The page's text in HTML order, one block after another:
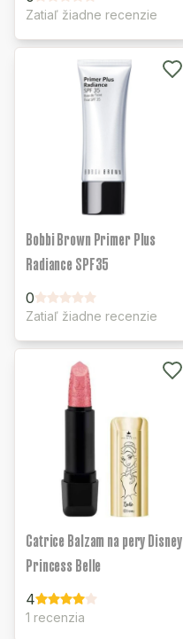
Zatiaľ žiadne recenzie
Bobbi Brown Primer Plus
Radiance SPF35
0
Zatiaľ žiadne recenzie
Catrice Balzam na pery Disney
Princess Belle
4
1 recenzia